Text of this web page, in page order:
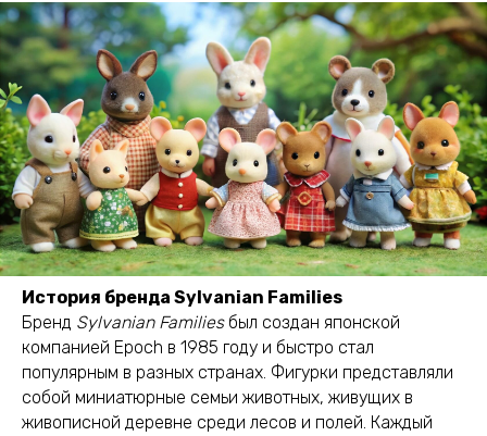
История бренда Sylvanian Families
Бренд Sylvanian Familiesбыл создан японской
компанией Epoch в 1985 году и быстро стал
популярным в разных странах. Фигурки представляли
собой миниатюрные семьи животных, живущих в
живописной деревне среди лесов и полей. Каждый